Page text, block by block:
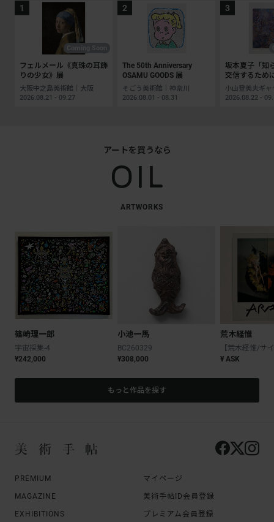
フェルメール《真珠の耳飾
りの少女》展
大阪中之島美術館｜大阪
2026.08.21 - 09.27
The 50th Anniversary
OSAMU GOODS 展
そごう美術館｜神奈川
2026.08.01 - 08.31
坂本夏子「知
交信するため
2026.08.22 -
アートを買うなら
ARTWORKS
篠崎理一郎
宇宙採集-4
¥242,000
小池一馬
BC260329
¥308,000
荒木経惟
¥ ASK
もっと作品を探す
PREMIUM
MAGAZINE
EXHIBITIONS
マイページ
美術手帖ID会員登録
プレミアム会員登録